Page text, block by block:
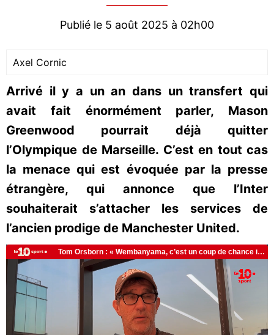
Publié le 5 août 2025 à 02h00
Axel Cornic
Arrivé il y a un an dans un transfert qui
avait fait énormément parler, Mason
Greenwood pourrait déjà quitter
l’Olympique de Marseille. C’est en tout cas
la menace qui est évoquée par la presse
étrangère, qui annonce que l’Inter
souhaiterait s’attacher les services de
l’ancien prodige de Manchester United.